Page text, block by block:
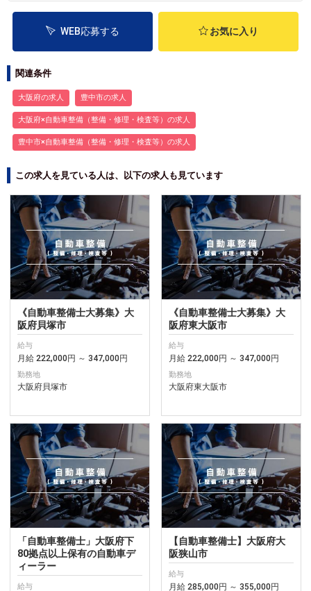
WEB応募する お気に入り
関連条件
大阪府の求人 豊中市の求人
大阪府×自動車整備（整備・修理・検査等）の求人
豊中市×自動車整備（整備・修理・検査等）の求人
この求人を見ている人は、以下の求人も見ています
《自動車整備士大募集》大
阪府貝塚市
給与
月給 222,000円 ～ 347,000円
勤務地
大阪府貝塚市
《自動車整備士大募集》大
阪府東大阪市
給与
月給 222,000円 ～ 347,000円
勤務地
大阪府東大阪市
「自動車整備士」大阪府下
80拠点以上保有の自動車デ
ィーラー
給与
【自動車整備士】大阪府大
阪狭山市
給与
月給 285,000円 ～ 355,000円